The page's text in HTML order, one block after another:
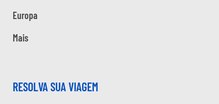
Europa
Mais
RESOLVA SUA VIAGEM